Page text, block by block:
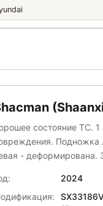
(Shaanxi)
состояние ТС.
Подножка
- деформирована.
правый,
2024